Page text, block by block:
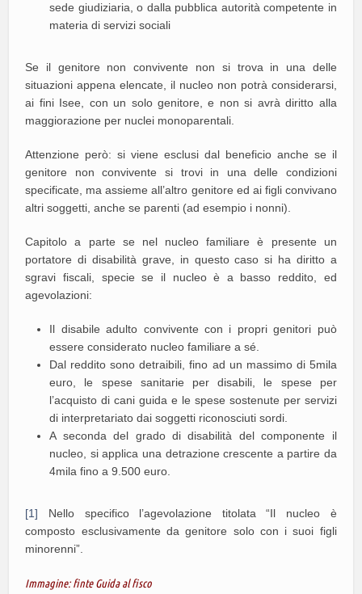
sede giudiziaria, o dalla pubblica autorità competente in
materia di servizi sociali
Se il genitore non convivente non si trova in una delle
situazioni appena elencate, il nucleo non potrà considerarsi,
ai fini Isee, con un solo genitore, e non si avrà diritto alla
maggiorazione per nuclei monoparentali.
Attenzione però: si viene esclusi dal beneficio anche se il
genitore non convivente si trovi in una delle condizioni
specificate, ma assieme all’altro genitore ed ai figli convivano
altri soggetti, anche se parenti (ad esempio i nonni).
Capitolo a parte se nel nucleo familiare è presente un
portatore di disabilità grave, in questo caso si ha diritto a
sgravi fiscali, specie se il nucleo è a basso reddito, ed
agevolazioni:
Il disabile adulto convivente con i propri genitori può
essere considerato nucleo familiare a sé.
Dal reddito sono detraibili, fino ad un massimo di 5mila
euro, le spese sanitarie per disabili, le spese per
l’acquisto di cani guida e le spese sostenute per servizi
di interpretariato dai soggetti riconosciuti sordi.
A seconda del grado di disabilità del componente il
nucleo, si applica una detrazione crescente a partire da
4mila fino a 9.500 euro.
[1] Nello specifico l’agevolazione titolata “Il nucleo è
composto esclusivamente da genitore solo con i suoi figli
minorenni”.
Immagine: finteGuida al fisco